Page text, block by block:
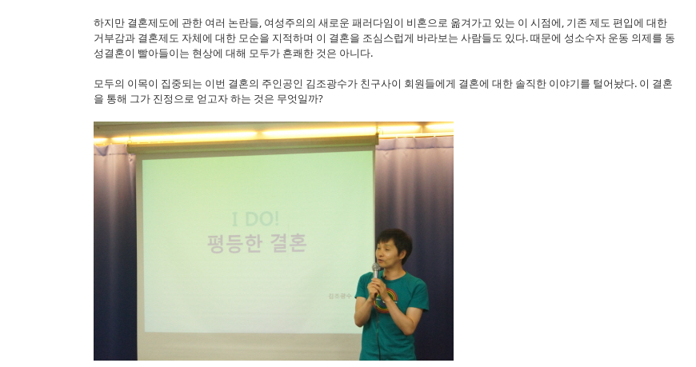
하지만 결혼제도에 관한 여러 논란들, 여성주의의 새로운 패러다임이 비혼으로 옮겨가고 있는 이 시점에, 기존 제도 편입에 대한
거부감과 결혼제도 자체에 대한 모순을 지적하며 이 결혼을 조심스럽게 바라보는 사람들도 있다. 때문에 성소수자 운동 의제를 동
성결혼이 빨아들이는 현상에 대해 모두가 흔쾌한 것은 아니다.
모두의 이목이 집중되는 이번 결혼의 주인공인 김조광수가 친구사이 회원들에게 결혼에 대한 솔직한 이야기를 털어놨다. 이 결혼
을 통해 그가 진정으로 얻고자 하는 것은 무엇일까?